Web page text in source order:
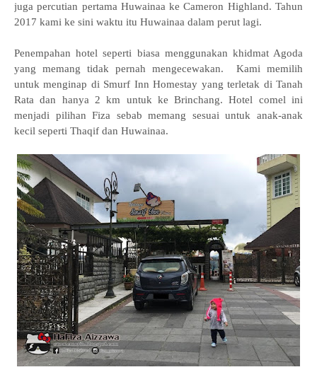
juga percutian pertama Huwainaa ke Cameron Highland. Tahun
2017 kami ke sini waktu itu Huwainaa dalam perut lagi.
Penempahan hotel seperti biasa menggunakan khidmat Agoda
yang memang tidak pernah mengecewakan. Kami memilih
untuk menginap di Smurf Inn Homestay yang terletak di Tanah
Rata dan hanya 2 km untuk ke Brinchang. Hotel comel ini
menjadi pilihan Fiza sebab memang sesuai untuk anak-anak
kecil seperti Thaqif dan Huwainaa.